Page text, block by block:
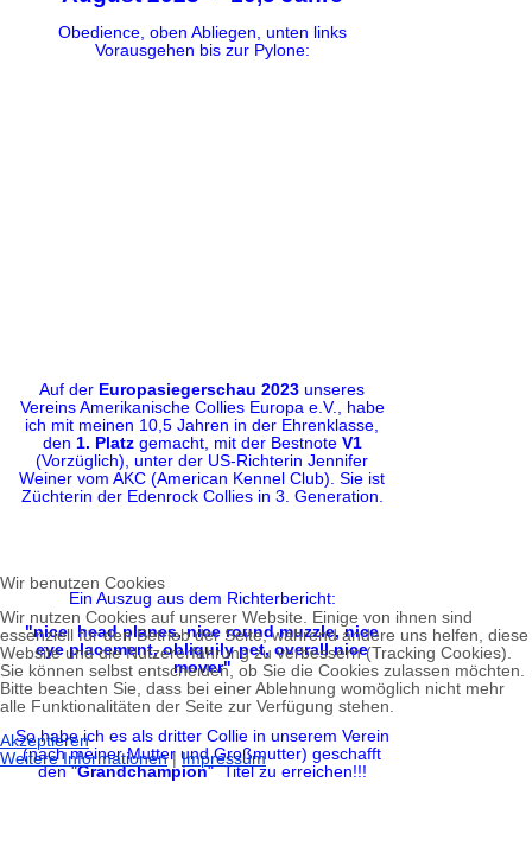
Obedience, oben Abliegen, unten links
Vorausgehen bis zur Pylone:
Auf der Europasiegerschau 2023 unseres
Vereins Amerikanische Collies Europa e.V., habe
ich mit meinen 10,5 Jahren in der Ehrenklasse,
den 1. Platzgemacht, mit der Bestnote V1
(Vorzüglich), unter der US-Richterin Jennifer
Weiner vom AKC (American Kennel Club). Sie ist
Züchterin der Edenrock Collies in 3. Generation.
Ein Auszug aus dem Richterbericht:
"nice head planes, nice round muzzle, nice
eye placement, obliquily pet, overall nice
mover"
So habe ich es als dritter Collie in unserem Verein
(nach meiner Mutter und Großmutter) geschafft
den "Grandchampion" Titel zu erreichen!!!
Wir benutzen Cookies
Wir nutzen Cookies auf unserer Website. Einige von ihnen sind
essenziell für den Betrieb der Seite, während andere uns helfen, diese
Website und die Nutzererfahrung zu verbessern (Tracking Cookies).
Sie können selbst entscheiden, ob Sie die Cookies zulassen möchten.
Bitte beachten Sie, dass bei einer Ablehnung womöglich nicht mehr
alle Funktionalitäten der Seite zur Verfügung stehen.
Akzeptieren
Weitere Informationen|Impressum